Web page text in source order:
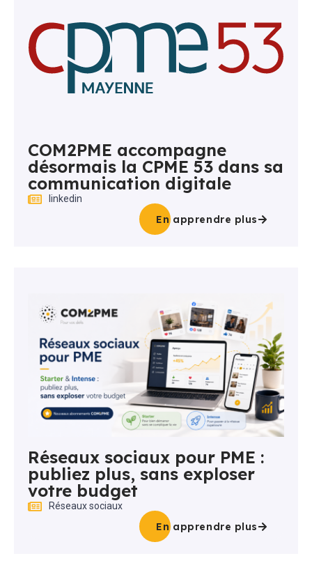
COM2PME accompagne
désormais la CPME 53 dans sa
communication digitale
linkedin
En apprendre plus
Réseaux sociaux pour PME :
publiez plus, sans exploser
votre budget
Réseaux sociaux
En apprendre plus